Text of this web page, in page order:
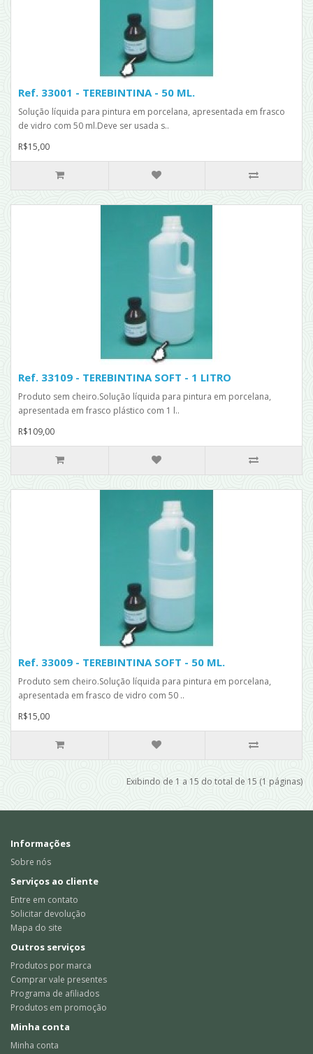
Ref. 33001 - TEREBINTINA - 50 ML.
Solução líquida para pintura em porcelana, apresentada em frasco
de vidro com 50 ml.Deve ser usada s..
R$15,00
Ref. 33109 - TEREBINTINA SOFT - 1 LITRO
Produto sem cheiro.Solução líquida para pintura em porcelana,
apresentada em frasco plástico com 1 l..
R$109,00
Ref. 33009 - TEREBINTINA SOFT - 50 ML.
Produto sem cheiro.Solução líquida para pintura em porcelana,
apresentada em frasco de vidro com 50 ..
R$15,00
Exibindo de 1 a 15 do total de 15 (1 páginas)
Informações
Sobre nós
Serviços ao cliente
Entre em contato
Solicitar devolução
Mapa do site
Outros serviços
Produtos por marca
Comprar vale presentes
Programa de afiliados
Produtos em promoção
Minha conta
Minha conta